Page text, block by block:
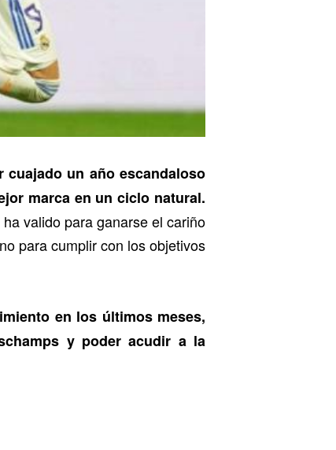
cuajado un año escandaloso
marca en un ciclo natural.
valido para ganarse el cariño
para cumplir con los objetivos
en los últimos meses,
y poder acudir a la